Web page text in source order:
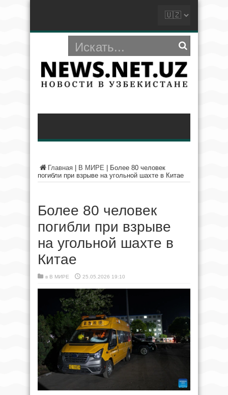
Главная В МИРЕ
Более 80 человек
погибли при взрыве на угольной шахте в Китае
Более 80 человек
погибли при взрыве
на угольной шахте в
Китае
в В МИРЕ 25.05.2026 19:10